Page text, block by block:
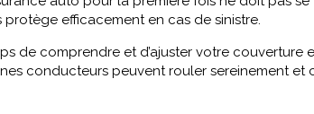
protège efficacement en cas de sinistre.
de comprendre et d’ajuster votre
conducteurs peuvent rouler sereinement